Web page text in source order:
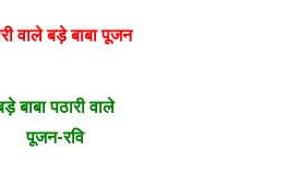
वाले बड़े बाबापूजन
बाबा पठारी वाले
पूजन-रवि